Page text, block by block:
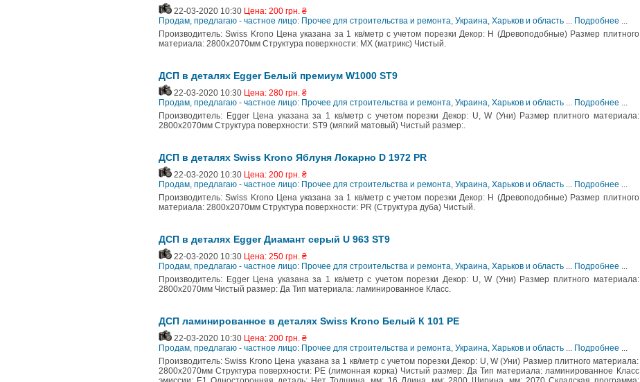
22-03-2020 10:30 Цена: 200 грн. ₴
Продам, предлагаю - частное лицо: Прочее для строительства и ремонта, Украина, Харьков и область ... Подробнее ...
Производитель: Swiss Krono Цена указана за 1 кв/метр с учетом порезки Декор: H (Древоподобные) Размер плитного
материала: 2800х2070мм Структура поверхности: МХ (матрикс) Чистый.
ДСП в деталях Egger Белый премиум W1000 ST9
22-03-2020 10:30 Цена: 280 грн. ₴
Продам, предлагаю - частное лицо: Прочее для строительства и ремонта, Украина, Харьков и область ... Подробнее ...
Производитель: Egger Цена указана за 1 кв/метр с учетом порезки Декор: U, W (Уни) Размер плитного материала:
2800х2070мм Структура поверхности: ST9 (мягкий матовый) Чистый размер:.
ДСП в деталях Swiss Krono Яблуня Локарно D 1972 PR
22-03-2020 10:30 Цена: 200 грн. ₴
Продам, предлагаю - частное лицо: Прочее для строительства и ремонта, Украина, Харьков и область ... Подробнее ...
Производитель: Swiss Krono Цена указана за 1 кв/метр с учетом порезки Декор: H (Древоподобные) Размер плитного
материала: 2800х2070мм Структура поверхности: PR (Структура дуба) Чистый.
ДСП в деталях Egger Диамант серый U 963 ST9
22-03-2020 10:30 Цена: 250 грн. ₴
Продам, предлагаю - частное лицо: Прочее для строительства и ремонта, Украина, Харьков и область ... Подробнее ...
Производитель: Egger Цена указана за 1 кв/метр с учетом порезки Декор: U, W (Уни) Размер плитного материала:
2800х2070мм Чистый размер: Да Тип материала: ламинированное Класс.
ДСП ламинированное в деталях Swiss Krono Белый К 101 PE
22-03-2020 10:30 Цена: 200 грн. ₴
Продам, предлагаю - частное лицо: Прочее для строительства и ремонта, Украина, Харьков и область ... Подробнее ...
Производитель: Swiss Krono Цена указана за 1 кв/метр с учетом порезки Декор: U, W (Уни) Размер плитного материала:
2800х2070мм Структура поверхности: PE (лимонная корка) Чистый размер: Да Тип материала: ламинированное Класс